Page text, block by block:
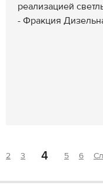
реализацией
- Фракция
2 3 4 5 6